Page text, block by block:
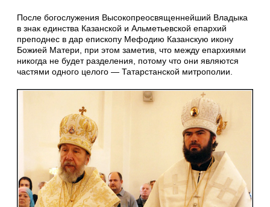
После богослужения Высокопреосвященнейший Владыка
в знак единства Казанской и Альметьевской епархий
преподнес в дар епископу Мефодию Казанскую икону
Божией Матери, при этом заметив, что между епархиями
никогда не будет разделения, потому что они являются
частями одного целого — Татарстанской митрополии.